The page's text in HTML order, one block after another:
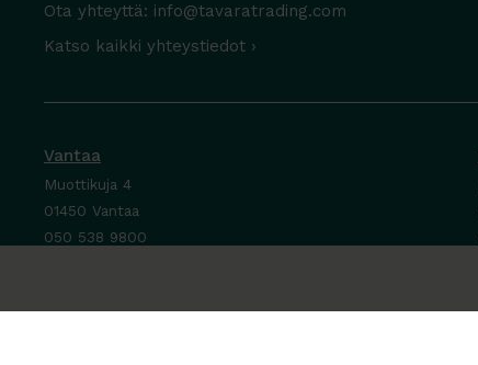
Ota yhteyttä: info@tavaratrading.com
Katso kaikki yhteystiedot ›
Vantaa
Muottikuja 4
01450 Vantaa
050 538 9800